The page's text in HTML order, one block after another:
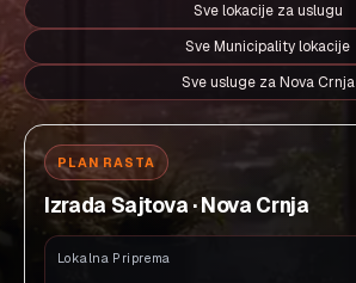
Sve lokacije za uslugu
Sve Municipality lokacije
Sve usluge za Nova Crnja
PLAN RASTA
Izrada Sajtova · Nova Crnja
Lokalna Priprema